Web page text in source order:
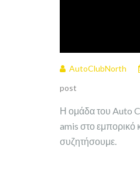
AutoClubNorth
post
Η ομάδα του Auto
amis στο εμπορικό
συζητήσουμε.